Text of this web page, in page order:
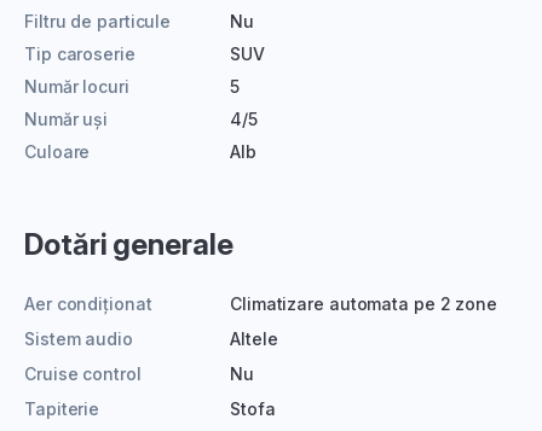
Filtru de particule
Nu
Tip caroserie
SUV
Număr locuri
5
Număr uși
4/5
Culoare
Alb
Dotări generale
Aer condiționat
Climatizare automata pe 2 zone
Sistem audio
Altele
Cruise control
Nu
Tapiterie
Stofa